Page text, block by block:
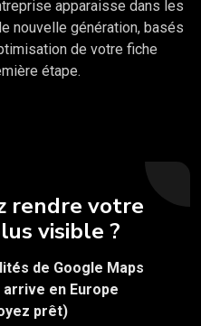
apparaisse dans les
nouvelle génération, basés
de votre fiche
étape.
rendre votre
visible ?
de Google Maps
arrive en Europe
prêt)